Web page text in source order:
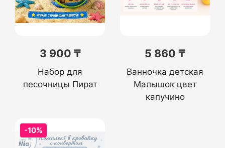
3 900 ₸
Набор для
песочницы Пират
5 860 ₸
Ванночка детская
Малышок цвет
капучино
-10%